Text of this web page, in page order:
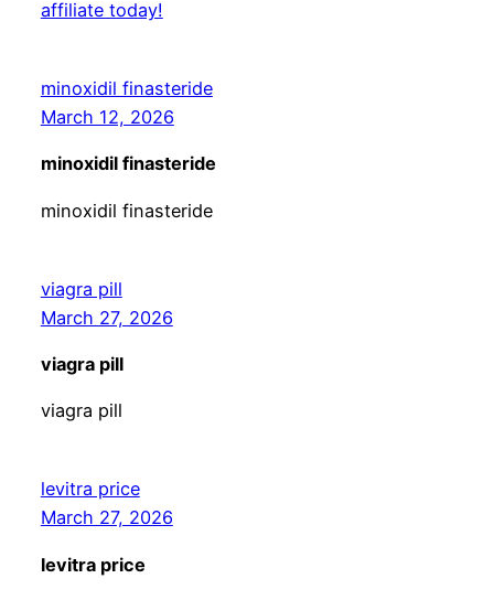
affiliate today!
minoxidil finasteride
March 12, 2026
minoxidil finasteride
minoxidil finasteride
viagra pill
March 27, 2026
viagra pill
viagra pill
levitra price
March 27, 2026
levitra price